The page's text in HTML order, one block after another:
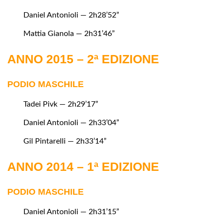
Daniel Antonioli — 2h28’52”
Mattia Gianola — 2h31’46”
ANNO 2015 – 2ª EDIZIONE
PODIO MASCHILE
Tadei Pivk — 2h29’17”
Daniel Antonioli — 2h33’04”
Gil Pintarelli — 2h33’14”
ANNO 2014 – 1ª EDIZIONE
PODIO MASCHILE
Daniel Antonioli — 2h31’15”